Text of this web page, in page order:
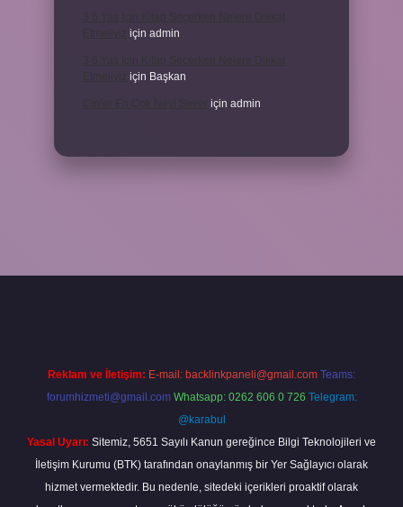
için admin
için Başkan
için admin
Reklam ve İletişim: E-mail: backlinkpaneli@gmail.com Teams:
forumhizmeti@gmail.com Whatsapp: 0262 606 0 726 Telegram:
@karabul
Yasal Uyarı: Sitemiz, 5651 Sayılı Kanun gereğince Bilgi Teknolojileri ve
İletişim Kurumu (BTK) tarafından onaylanmış bir Yer Sağlayıcı olarak
hizmet vermektedir. Bu nedenle, sitedeki içerikleri proaktif olarak